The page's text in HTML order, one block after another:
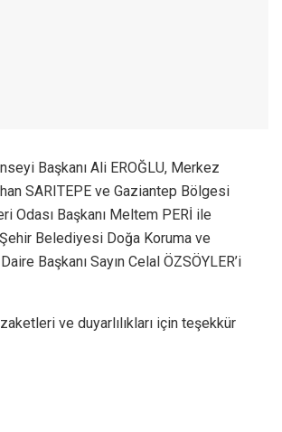
Başkanı Ali EROĞLU, Merkez
SARITEPE ve Gaziantep Bölgesi
Odası Başkanı Meltem PERİ ile
Belediyesi Doğa Koruma ve
Başkanı Sayın Celal ÖZSÖYLER’i
ve duyarlılıkları için teşekkür